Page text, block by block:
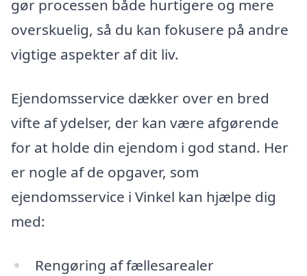
gør processen både hurtigere og mere
overskuelig, så du kan fokusere på andre
vigtige aspekter af dit liv.
Ejendomsservice dækker over en bred
vifte af ydelser, der kan være afgørende
for at holde din ejendom i god stand. Her
er nogle af de opgaver, som
ejendomsservice i Vinkel kan hjælpe dig
med:
Rengøring af fællesarealer